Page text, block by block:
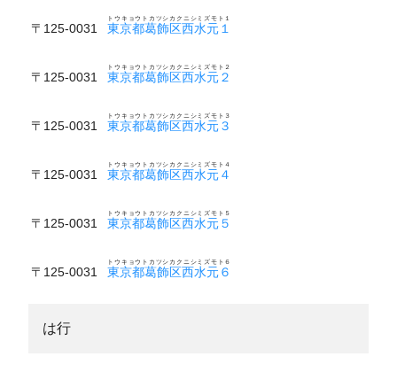
〒125-0031 東京都葛飾区西水元１
トウキョウトカツシカクニシミズモト１
〒125-0031 東京都葛飾区西水元２
トウキョウトカツシカクニシミズモト２
〒125-0031 東京都葛飾区西水元３
トウキョウトカツシカクニシミズモト３
〒125-0031 東京都葛飾区西水元４
トウキョウトカツシカクニシミズモト４
〒125-0031 東京都葛飾区西水元５
トウキョウトカツシカクニシミズモト５
〒125-0031 東京都葛飾区西水元６
トウキョウトカツシカクニシミズモト６
は行